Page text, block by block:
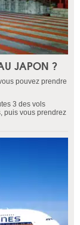
JAPON ?
pouvez prendre
3 des vols
puis vous prendrez